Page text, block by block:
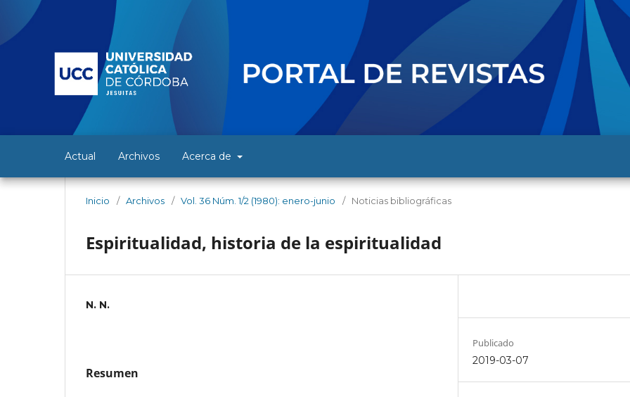
Actual Archivos Acerca de
Inicio / Archivos / Vol. 36 Núm. 1/2 (1980): enero-junio / Noticias bibliográficas
Espiritualidad, historia de la espiritualidad
N. N.
Resumen
Publicado
2019-03-07